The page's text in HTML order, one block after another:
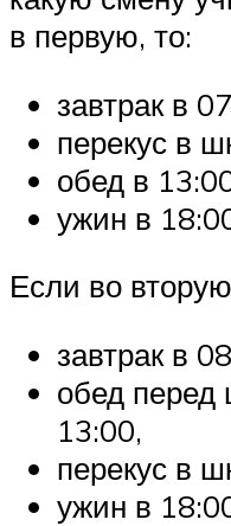
в первую, то:
завтрак в
перекус в
обед в
ужин в
Если во
завтрак в
обед перед
13:00,
перекус в
ужин в